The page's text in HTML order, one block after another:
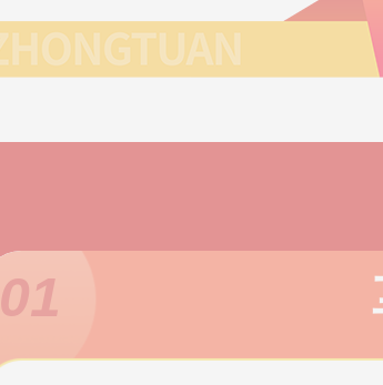
01